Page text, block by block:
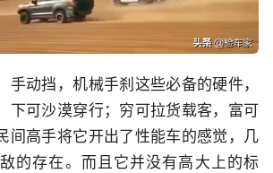
手动挡，机械手刹这些必备的硬件，
下可沙漠穿行；穷可拉货载客，富可
间高手将它开出了性能车的感觉，几
的存在。而且它并没有高大上的标